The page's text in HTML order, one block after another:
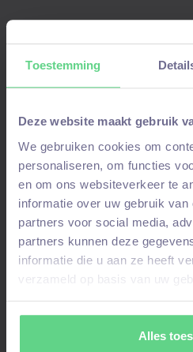
Toestemming
Deze website maakt gebruik
We gebruiken cookies om
personaliseren, om functies
en om ons websiteverkeer te
informatie over uw gebruik
partners voor social media,
partners kunnen deze
informatie die u aan ze heeft
verzameld op basis van uw
Alles
talentpool– bij een
op!
Wij helpen je met het